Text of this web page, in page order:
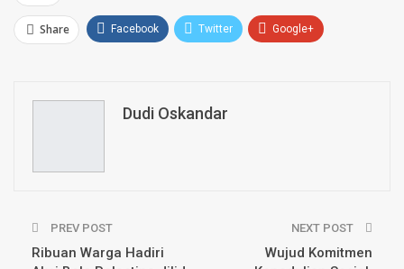
Share Facebook Twitter Google+
Dudi Oskandar
PREV POST
Ribuan Warga Hadiri
NEXT POST
Wujud Komitmen